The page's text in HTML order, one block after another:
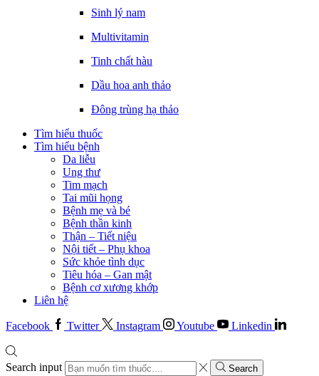
Sinh lý nam
Multivitamin
Tinh chất hàu
Dầu hoa anh thảo
Đông trùng hạ thảo
Tìm hiểu thuốc
Tìm hiểu bệnh
Da liễu
Ung thư
Tim mạch
Tai mũi họng
Bệnh mẹ và bé
Bệnh thần kinh
Thận – Tiết niệu
Nội tiết – Phụ khoa
Sức khỏe tình dục
Tiêu hóa – Gan mật
Bệnh cơ xương khớp
Liên hệ
Facebook Twitter Instagram Youtube Linkedin
Search input Search